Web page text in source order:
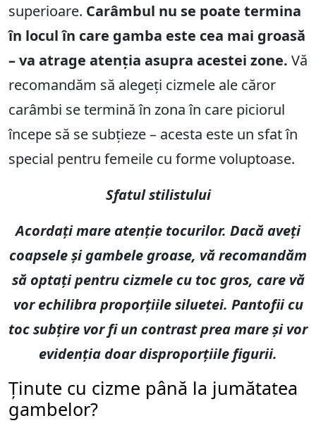
superioare. Carâmbul nu se poate termina
în locul în care gamba este cea mai groasă
– va atrage atenția asupra acestei zone. Vă
recomandăm să alegeți cizmele ale căror
carâmbi se termină în zona în care piciorul
începe să se subțieze – acesta este un sfat în
special pentru femeile cu forme voluptoase.
Sfatul stilistului
Acordați mare atenție tocurilor. Dacă aveți
coapsele și gambele groase, vă recomandăm
să optați pentru cizmele cu toc gros, care vă
vor echilibra proporțiile siluetei. Pantofii cu
toc subțire vor fi un contrast prea mare și vor
evidenția doar disproporțiile figurii.
Ținute cu cizme până la jumătatea
gambelor?